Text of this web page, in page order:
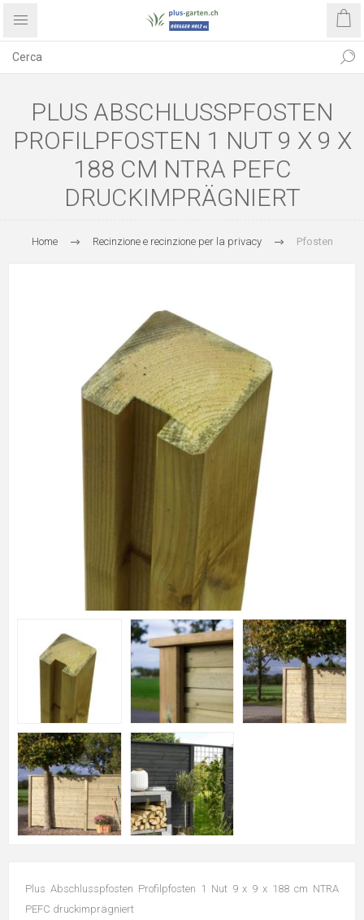
PLUS ABSCHLUSSPFOSTEN
PROFILPFOSTEN 1 NUT 9 X 9 X
188 CM NTRA PEFC
DRUCKIMPRÄGNIERT
Home Recinzione e recinzione per la privacy Pfosten
Plus Abschlusspfosten Profilpfosten 1 Nut 9 x 9 x 188 cm NTRA
PEFC druckimprägniert